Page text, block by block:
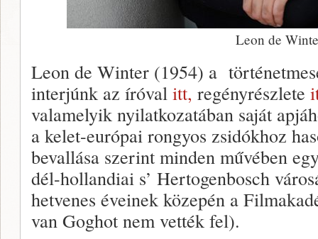
Leon de
Leon de Winter (1954) a
interjúnk az íróval itt, regényrészlete
valamelyik nyilatkozatában saját
a kelet-európai rongyos zsidókhoz
bevallása szerint minden művében
dél-hollandiai s’ Hertogenbosch
hetvenes éveinek közepén a
van Goghot nem vették fel).